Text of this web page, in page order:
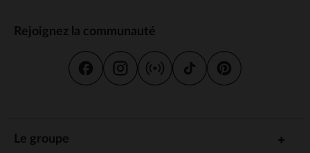
Rejoignez la communauté
Le groupe